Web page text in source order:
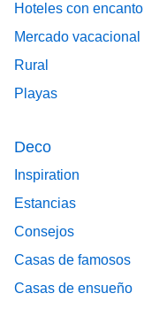
Hoteles con encanto
Mercado vacacional
Rural
Playas
Deco
Inspiration
Estancias
Consejos
Casas de famosos
Casas de ensueño